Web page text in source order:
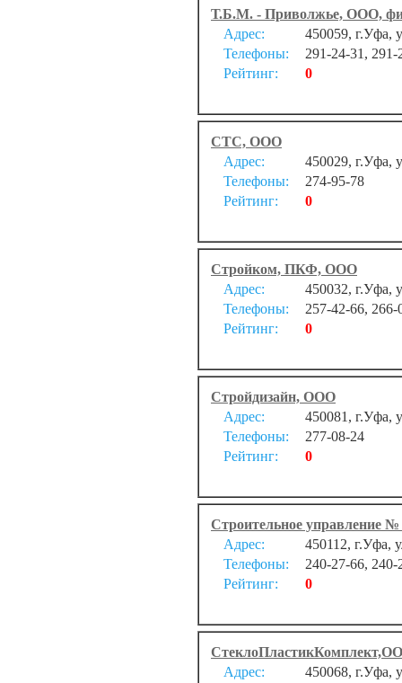
Т.Б.М. - Приволжье, ООО,
Адрес:
450059, г.Уфа,
Телефоны:
291-24-31, 291-
Рейтинг:
0
СТС, ООО
Адрес:
450029, г.Уфа,
Телефоны:
274-95-78
Рейтинг:
0
Стройком, ПКФ, ООО
Адрес:
450032, г.Уфа,
Телефоны:
257-42-66, 266-
Рейтинг:
0
Стройдизайн, ООО
Адрес:
450081, г.Уфа,
Телефоны:
277-08-24
Рейтинг:
0
Строительное управление
Адрес:
450112, г.Уфа,
Телефоны:
240-27-66, 240-
Рейтинг:
0
Адрес:
450068, г.Уфа,